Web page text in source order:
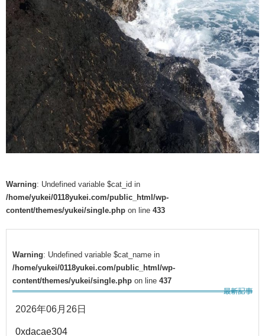
Warning: Undefined variable $cat_id in
/home/yukei/0118yukei.com/public_html/wp-
content/themes/yukei/single.php on line 433
Warning: Undefined variable $cat_name in
/home/yukei/0118yukei.com/public_html/wp-
content/themes/yukei/single.php on line 437
2026年06月26日
0xdacae304